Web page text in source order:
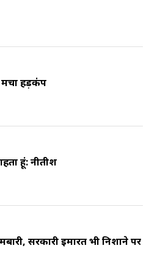
मचा हड़कंप
हूं: नीतीश
सरकारी इमारत भी निशाने पर